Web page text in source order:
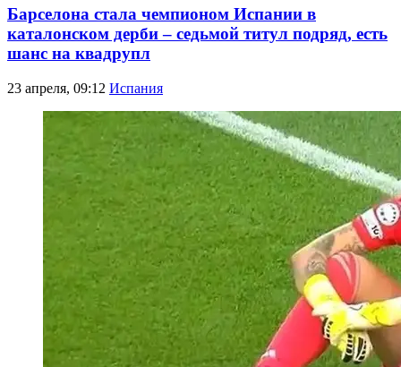
Барселона стала чемпионом Испании в
каталонском дерби – седьмой титул подряд, есть
шанс на квадрупл
23 апреля, 09:12 Испания